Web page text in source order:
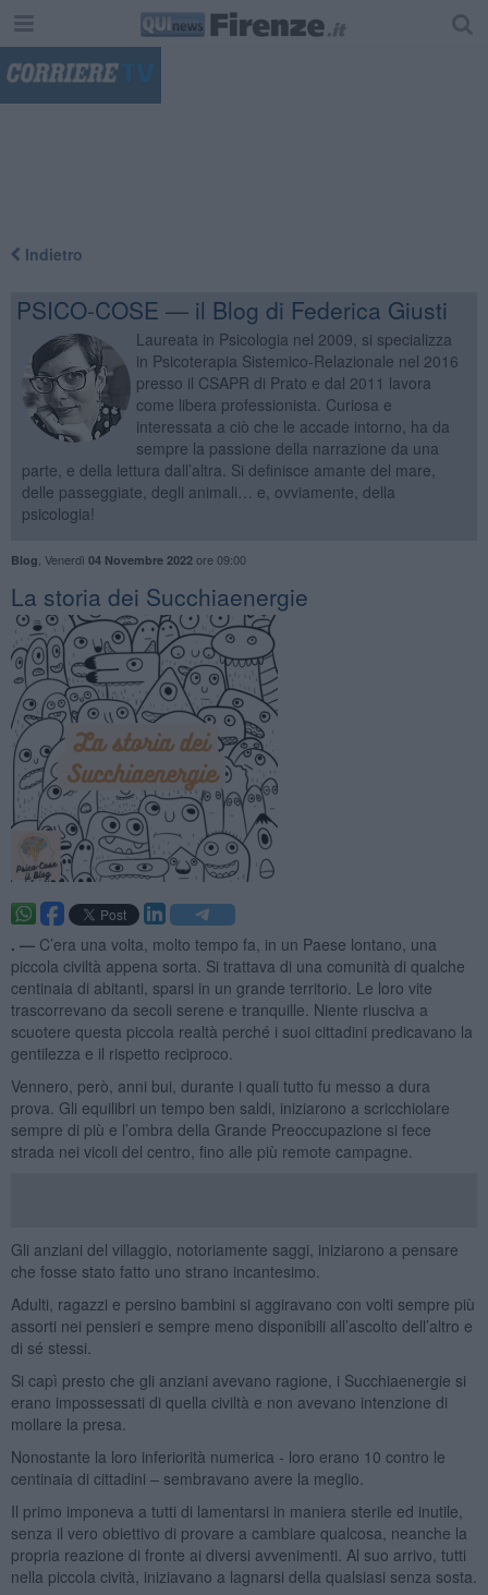
Indietro
PSICO-COSE — il Blog di Federica Giusti
Laureata in Psicologia nel 2009, si specializza
in Psicoterapia Sistemico-Relazionale nel 2016
presso il CSAPR di Prato e dal 2011 lavora
come libera professionista. Curiosa e
interessata a ciò che le accade intorno, ha da
sempre la passione della narrazione da una
parte, e della lettura dall’altra. Si definisce amante del mare,
delle passeggiate, degli animali… e, ovviamente, della
psicologia!
Blog Venerdì 04 Novembre 2022ore 09:00
​La storia dei Succhiaenergie
. — C’era una volta, molto tempo fa, in un Paese lontano, una
piccola civiltà appena sorta. Si trattava di una comunità di qualche
centinaia di abitanti, sparsi in un grande territorio. Le loro vite
trascorrevano da secoli serene e tranquille. Niente riusciva a
scuotere questa piccola realtà perché i suoi cittadini predicavano la
gentilezza e il rispetto reciproco.
Vennero, però, anni bui, durante i quali tutto fu messo a dura
prova. Gli equilibri un tempo ben saldi, iniziarono a scricchiolare
sempre di più e l’ombra della Grande Preoccupazione si fece
strada nei vicoli del centro, fino alle più remote campagne.
Gli anziani del villaggio, notoriamente saggi, iniziarono a pensare
che fosse stato fatto uno strano incantesimo.
Adulti, ragazzi e persino bambini si aggiravano con volti sempre più
assorti nei pensieri e sempre meno disponibili all’ascolto dell’altro e
di sé stessi.
Si capì presto che gli anziani avevano ragione, i Succhiaenergie si
erano impossessati di quella civiltà e non avevano intenzione di
mollare la presa.
Nonostante la loro inferiorità numerica - loro erano 10 contro le
centinaia di cittadini – sembravano avere la meglio.
Il primo imponeva a tutti di lamentarsi in maniera sterile ed inutile,
senza il vero obiettivo di provare a cambiare qualcosa, neanche la
propria reazione di fronte ai diversi avvenimenti. Al suo arrivo, tutti
nella piccola cività, iniziavano a lagnarsi della qualsiasi senza sosta.